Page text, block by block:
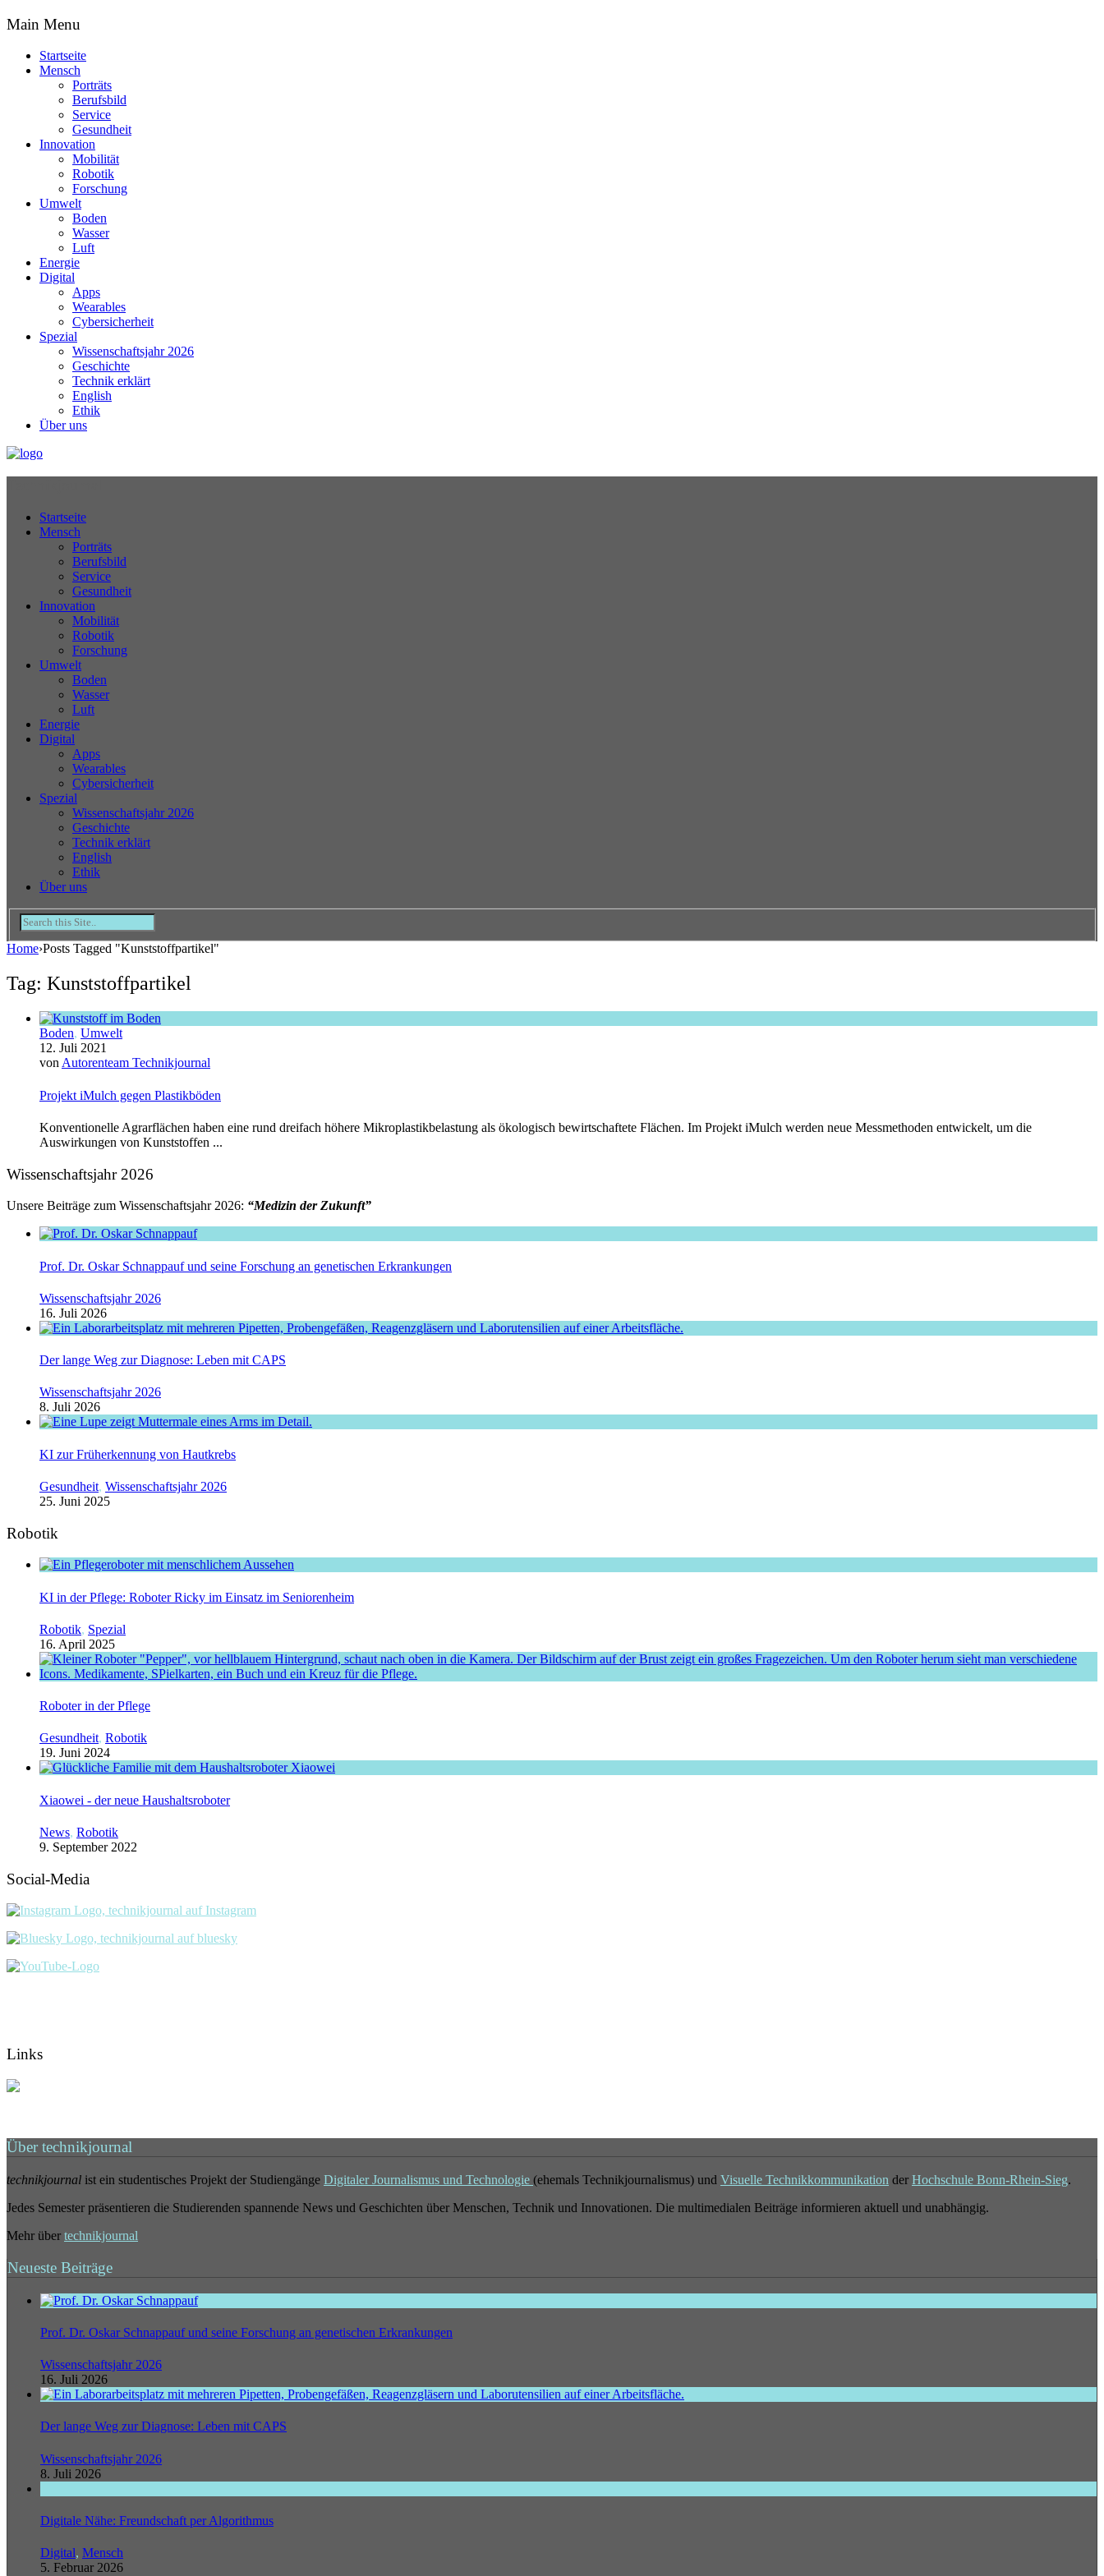
Main Menu
Startseite
Mensch
Porträts
Berufsbild
Service
Gesundheit
Innovation
Mobilität
Robotik
Forschung
Umwelt
Boden
Wasser
Luft
Energie
Digital
Apps
Wearables
Cybersicherheit
Spezial
Wissenschaftsjahr 2026
Geschichte
Technik erklärt
English
Ethik
Über uns
Startseite
Mensch
Porträts
Berufsbild
Service
Gesundheit
Innovation
Mobilität
Robotik
Forschung
Umwelt
Boden
Wasser
Luft
Energie
Digital
Apps
Wearables
Cybersicherheit
Spezial
Wissenschaftsjahr 2026
Geschichte
Technik erklärt
English
Ethik
Über uns
Home›Posts Tagged "Kunststoffpartikel"
Tag: Kunststoffpartikel
Boden, Umwelt
12. Juli 2021
von Autorenteam Technikjournal
Projekt iMulch gegen Plastikböden
Konventionelle Agrarflächen haben eine rund dreifach höhere Mikroplastikbelastung als ökologisch bewirtschaftete Flächen. Im Projekt iMulch werden neue Messmethoden entwickelt, um die
Auswirkungen von Kunststoffen ...
Wissenschaftsjahr 2026
Unsere Beiträge zum Wissenschaftsjahr 2026: “Medizin der Zukunft”
Prof. Dr. Oskar Schnappauf und seine Forschung an genetischen Erkrankungen
Wissenschaftsjahr 2026
16. Juli 2026
Der lange Weg zur Diagnose: Leben mit CAPS
Wissenschaftsjahr 2026
8. Juli 2026
KI zur Früherkennung von Hautkrebs
Gesundheit, Wissenschaftsjahr 2026
25. Juni 2025
Robotik
KI in der Pflege: Roboter Ricky im Einsatz im Seniorenheim
Robotik, Spezial
16. April 2025
Roboter in der Pflege
Gesundheit, Robotik
19. Juni 2024
Xiaowei - der neue Haushaltsroboter
News, Robotik
9. September 2022
Social-Media
Links
Über technikjournal
technikjournal ist ein studentisches Projekt der Studiengänge Digitaler Journalismus und Technologie (ehemals Technikjournalismus) und Visuelle Technikkommunikation der Hochschule Bonn-Rhein-Sieg.
Jedes Semester präsentieren die Studierenden spannende News und Geschichten über Menschen, Technik und Innovationen. Die multimedialen Beiträge informieren aktuell und unabhängig.
Mehr über technikjournal
Neueste Beiträge
Prof. Dr. Oskar Schnappauf und seine Forschung an genetischen Erkrankungen
Wissenschaftsjahr 2026
16. Juli 2026
Der lange Weg zur Diagnose: Leben mit CAPS
Wissenschaftsjahr 2026
8. Juli 2026
Digitale Nähe: Freundschaft per Algorithmus
Digital, Mensch
5. Februar 2026